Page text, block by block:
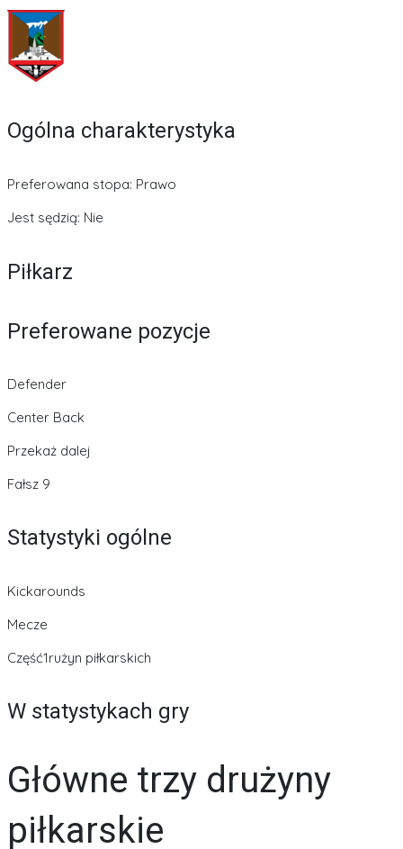
Ogólna charakterystyka
Preferowana stopa: Prawo
Jest sędzią: Nie
Piłkarz
Preferowane pozycje
Defender
Center Back
Przekaż dalej
Fałsz 9
Statystyki ogólne
Kickarounds
Mecze
Część1rużyn piłkarskich
W statystykach gry
Główne trzy drużyny
piłkarskie